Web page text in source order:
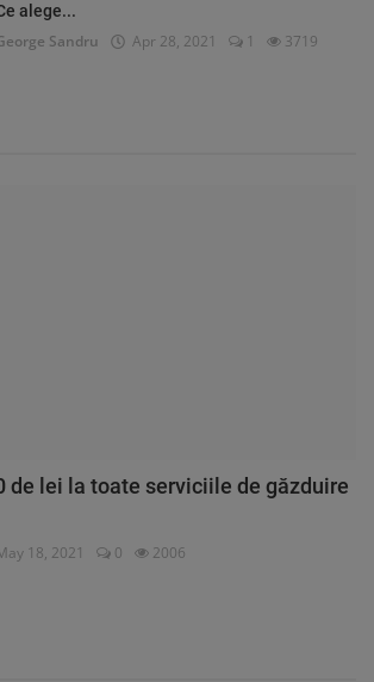
alege...
Sandru Apr 28, 2021 1 3719
de lei la toate serviciile de găzduire
18, 2021 0 2006